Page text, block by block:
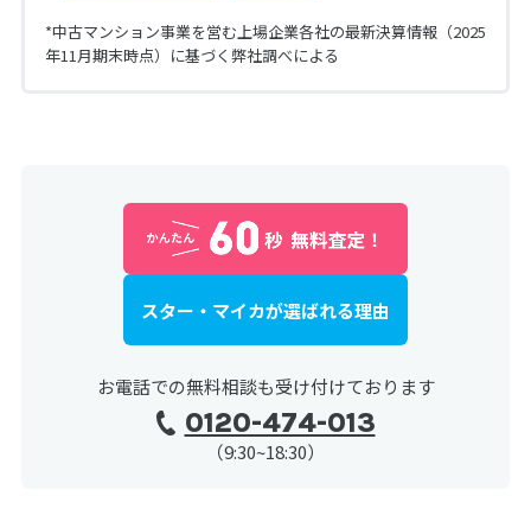
*中古マンション事業を営む上場企業各社の最新決算情報（2025
年11月期末時点）に基づく弊社調べによる
スター・マイカが選ばれる理由
お電話での無料相談も受け付けております
0120-474-013
（9:30~18:30）